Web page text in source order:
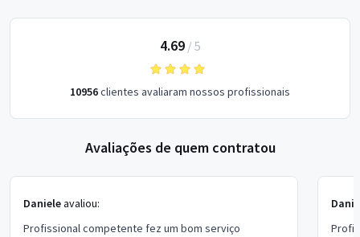
4.69/ 5
10956clientes avaliaram nossos profissionais
Avaliações de quem contratou
Danieleavaliou:
Profissional competente fez um bom serviço